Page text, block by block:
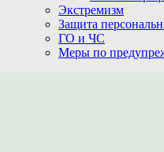
Экстремизм
Защита
ГО и ЧС
Меры по